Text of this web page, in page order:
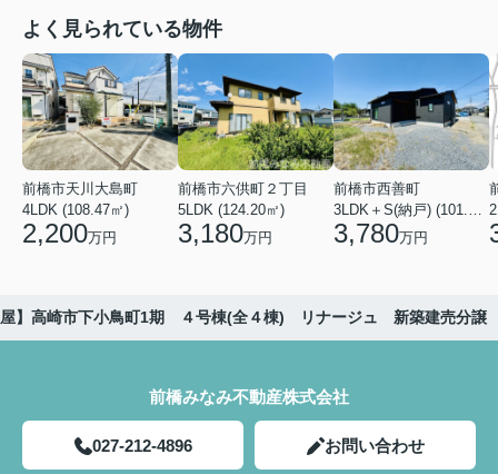
よく見られている物件
前橋市天川大島町
4LDK (108.47㎡)
2,200万円
前橋市六供町２丁目
5LDK (124.20㎡)
3,180万円
前橋市西善町
3LDK＋S(納戸) (101.02㎡)
3,780万円
屋】高崎市下小鳥町1期 ４号棟(全４棟) リナージュ 新築建売分譲
前橋みなみ不動産株式会社
027-212-4896 お問い合わせ